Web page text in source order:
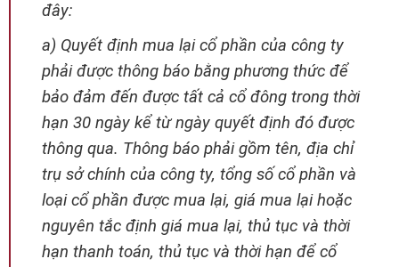
đây:
a) Quyết định mua lại cổ phần của công ty
phải được thông báo bằng phương thức để
bảo đảm đến được tất cả cổ đông trong thời
hạn 30 ngày kể từ ngày quyết định đó được
thông qua. Thông báo phải gồm tên, địa chỉ
trụ sở chính của công ty, tổng số cổ phần và
loại cổ phần được mua lại, giá mua lại hoặc
nguyên tắc định giá mua lại, thủ tục và thời
hạn thanh toán, thủ tục và thời hạn để cổ